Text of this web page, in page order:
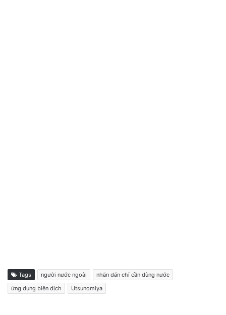
Tags người nước ngoài
nhãn dán chỉ cần dùng nước
ứng dụng biên dịch
Utsunomiya